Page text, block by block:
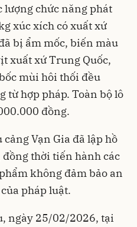
lượng chức năng phát
xúc xích có xuất xứ
bị ẩm mốc, biến màu
xuất xứ Trung Quốc,
mùi hôi thối đều
từ hợp pháp. Toàn bộ lô
đồng.
Vạn Gia đã lập hồ
thời tiến hành các
không đảm bảo an
pháp luật.
ngày 25/02/2026, tại